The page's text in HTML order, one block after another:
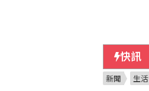
快訊
新聞 生活